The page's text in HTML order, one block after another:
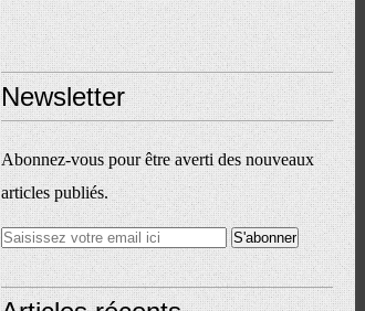
Newsletter
Abonnez-vous pour être averti des nouveaux
articles publiés.